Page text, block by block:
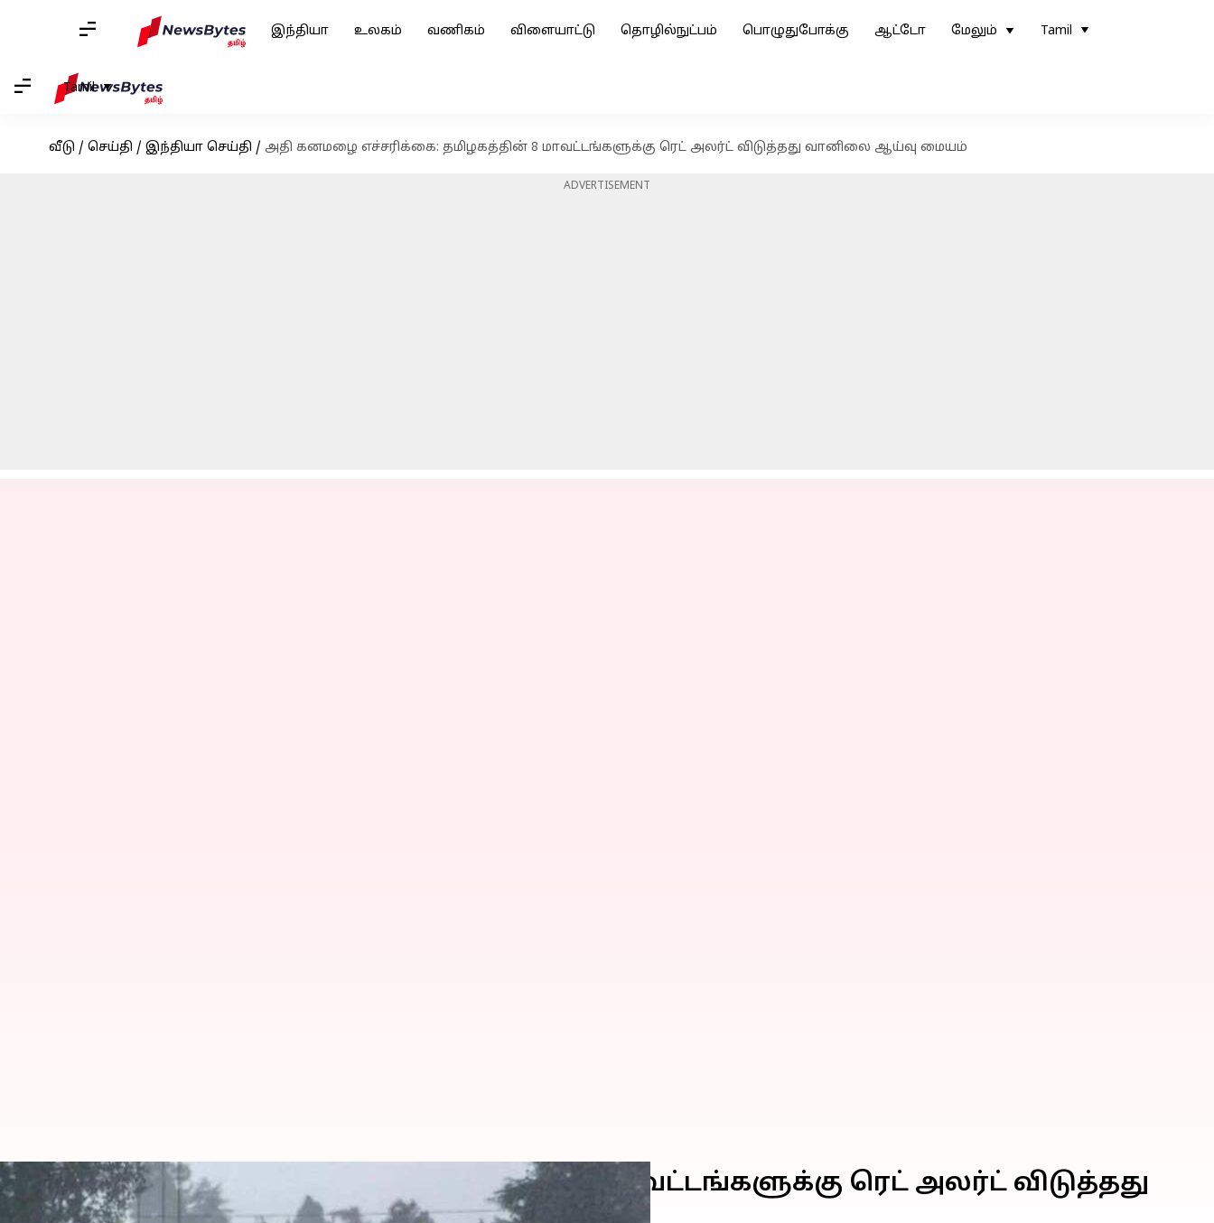
இந்தியா உலகம் வணிகம் விளையாட்டு தொழில்நுட்பம் பொழுதுபோக்கு ஆட்டோ மேலும் Tamil
Tamil
வீடு / செய்தி / இந்தியா செய்தி / அதி கனமழை எச்சரிக்கை: தமிழகத்தின் 8 மாவட்டங்களுக்கு ரெட் அலர்ட் விடுத்தது வானிலை ஆய்வு மையம்
ADVERTISEMENT
அதி கனமழை எச்சரிக்கை: தமிழகத்தின் 8 மாவட்டங்களுக்கு ரெட் அலர்ட் விடுத்தது
வானிலை ஆய்வு மையம்